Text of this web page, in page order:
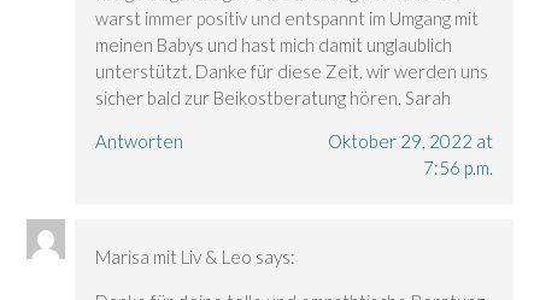
warst immer positiv und entspannt im Umgang mit
meinen Babys und hast mich damit unglaublich
unterstützt. Danke für diese Zeit, wir werden uns
sicher bald zur Beikostberatung hören. Sarah
Antworten
Oktober 29, 2022 at
7:56 p.m.
Marisa mit Liv & Leo says: